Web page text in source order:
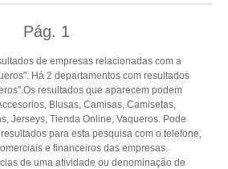
Pág. 1
de empresas relacionadas com a
Há 2 departamentos com resultados
resultados que aparecem podem
Blusas, Camisas, Camisetas,
Jerseys, Tienda Online, Vaqueros. Pode
para esta pesquisa com o telefone,
e financeiros das empresas.
de uma atividade ou denominação de